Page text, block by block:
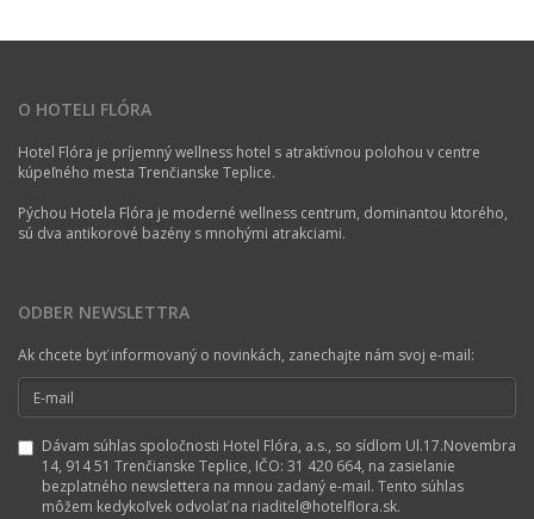
O HOTELI FLÓRA
Hotel Flóra je príjemný wellness hotel s atraktívnou polohou v centre
kúpeľného mesta Trenčianske Teplice.
Pýchou Hotela Flóra je moderné wellness centrum, dominantou ktorého,
sú dva antikorové bazény s mnohými atrakciami.
ODBER NEWSLETTRA
Ak chcete byť informovaný o novinkách, zanechajte nám svoj e-mail:
Dávam súhlas spoločnosti Hotel Flóra, a.s., so sídlom Ul.17.Novembra
14, 914 51 Trenčianske Teplice, IČO: 31 420 664, na zasielanie
bezplatného newslettera na mnou zadaný e-mail. Tento súhlas
môžem kedykoľvek odvolať na riaditel@hotelflora.sk.